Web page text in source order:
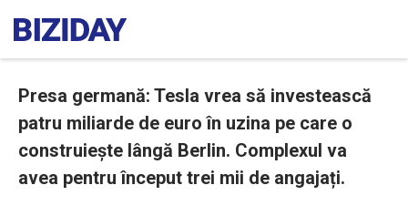
Presa germană: Tesla vrea să investească
patru miliarde de euro în uzina pe care o
construiește lângă Berlin. Complexul va
avea pentru început trei mii de angajați.